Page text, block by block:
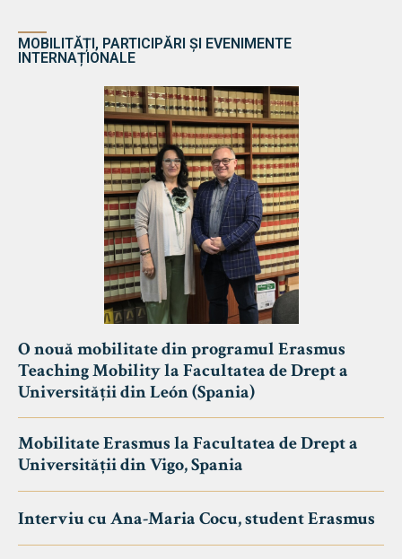
MOBILITĂȚI, PARTICIPĂRI ȘI EVENIMENTE
INTERNAȚIONALE
O nouă mobilitate din programul Erasmus
Teaching Mobility la Facultatea de Drept a
Universității din León (Spania)
Mobilitate Erasmus la Facultatea de Drept a
Universității din Vigo, Spania
Interviu cu Ana-Maria Cocu, student Erasmus